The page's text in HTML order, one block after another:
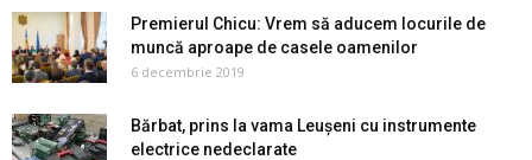
Premierul Chicu: Vrem să aducem locurile de
muncă aproape de casele oamenilor
6 decembrie 2019
Bărbat, prins la vama Leușeni cu instrumente
electrice nedeclarate